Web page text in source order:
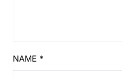
NAME *